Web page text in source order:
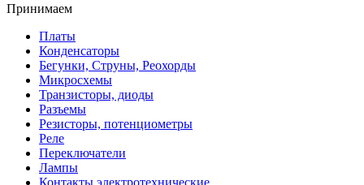
Принимаем
Платы
Конденсаторы
Бегунки, Струны, Реохорды
Микросхемы
Транзисторы, диоды
Разъемы
Резисторы, потенциометры
Реле
Переключатели
Лампы
Контакты электротехнические